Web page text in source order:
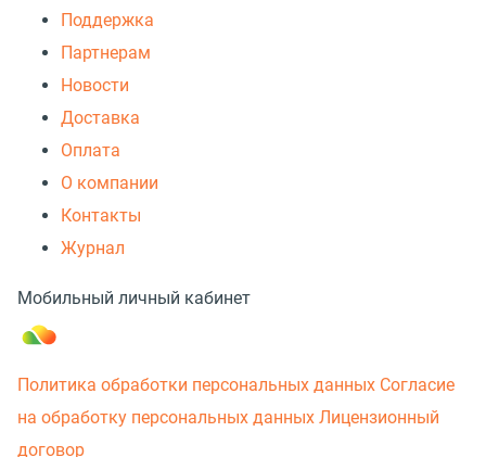
Поддержка
Партнерам
Новости
Доставка
Оплата
О компании
Контакты
Журнал
Мобильный личный кабинет
Политика обработки персональных данных Согласие
на обработку персональных данных Лицензионный
договор